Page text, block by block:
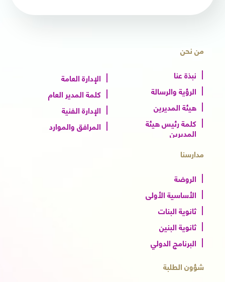
من نحن
نبذة عنا
الرؤية والرسالة
هيئة المديرين
كلمة رئيس هيئة
المديرين
الإدارة العامة
كلمة المدير العام
الإدارة الفنية
المرافق والموارد
مدارسنا
الروضة
الأساسية الأولى
ثانوية البنات
ثانوية البنين
البرنامج الدولي
شؤون الطلبة